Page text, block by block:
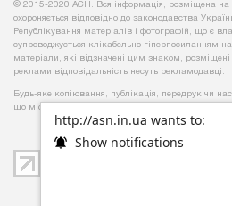
http://asn.in.ua wants to:
Show notifications
© 2015-2020 АСН. Вся інформація, розміщена на
охороняється відповідно до законодавства
Републікування матеріалів і фотографій, що є
супроводжується клікабельно гіперпосиланням
матеріали, які відзначені цим знаком,
реклами відповідальність несуть рекламодавці.
Будь-яке копiювання, публiкацiя, передрук чи
що мiстить посилання на